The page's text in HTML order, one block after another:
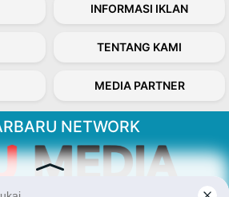
INFORMASI IKLAN
TENTANG KAMI
MEDIA PARTNER
NETWORK